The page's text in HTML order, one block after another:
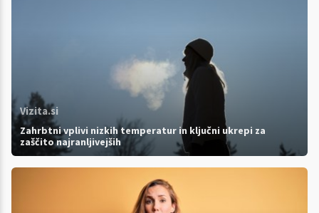
Vizita.si
Zahrbtni vplivi nizkih temperatur in ključni ukrepi za
zaščito najranljivejših